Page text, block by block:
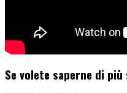
Se volete saperne di più